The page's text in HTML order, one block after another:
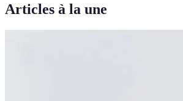
Articles à la une